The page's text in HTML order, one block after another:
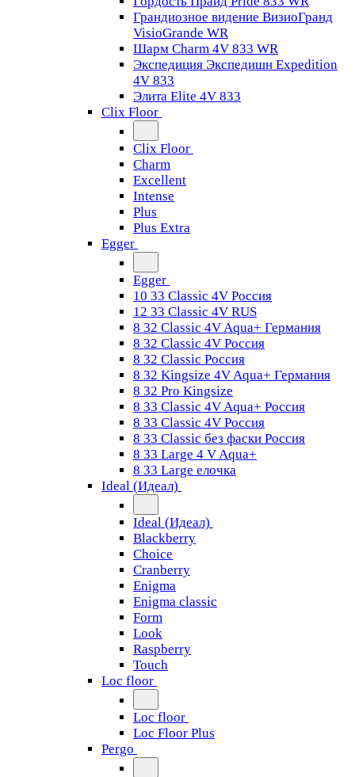
Грандиозное видение ВизиоГранд
VisioGrande WR
Шарм Charm 4V 833 WR
Экспедиция Экспедишн Expedition
4V 833
Элита Elite 4V 833
Clix Floor
Clix Floor
Charm
Excellent
Intense
Plus
Plus Extra
Egger
Egger
10 33 Classic 4V Россия
12 33 Classic 4V RUS
8 32 Classic 4V Aqua+ Германия
8 32 Classic 4V Россия
8 32 Classic Россия
8 32 Kingsize 4V Aqua+ Германия
8 32 Pro Kingsize
8 33 Classic 4V Aqua+ Россия
8 33 Classic 4V Россия
8 33 Classic без фаски Россия
8 33 Large 4 V Aqua+
8 33 Large елочка
Ideal (Идеал)
Ideal (Идеал)
Blackberry
Choice
Cranberry
Enigma
Enigma classic
Form
Look
Raspberry
Touch
Loc floor
Loc floor
Loc Floor Plus
Pergo